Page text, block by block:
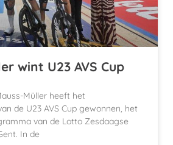
wint U23 AVS Cup
Müller heeft het
de U23 AVS Cup gewonnen, het
van de Lotto Zesdaagse
In de